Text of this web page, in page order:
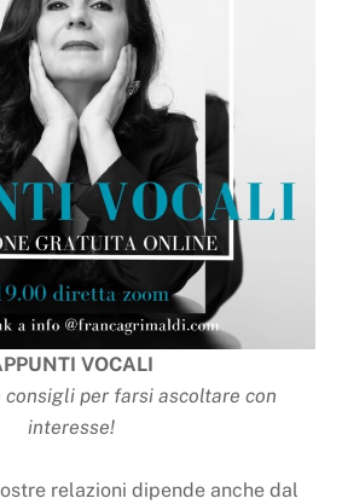
VOCALI
consigli per farsi ascoltare con
interesse!
relazioni dipende anche dal